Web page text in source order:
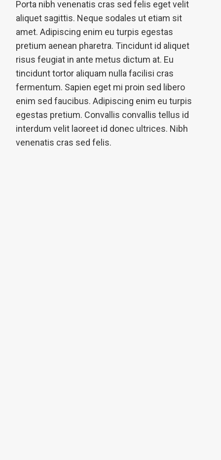
Porta nibh venenatis cras sed felis eget velit
aliquet sagittis. Neque sodales ut etiam sit
amet. Adipiscing enim eu turpis egestas
pretium aenean pharetra. Tincidunt id aliquet
risus feugiat in ante metus dictum at. Eu
tincidunt tortor aliquam nulla facilisi cras
fermentum. Sapien eget mi proin sed libero
enim sed faucibus. Adipiscing enim eu turpis
egestas pretium. Convallis convallis tellus id
interdum velit laoreet id donec ultrices. Nibh
venenatis cras sed felis.